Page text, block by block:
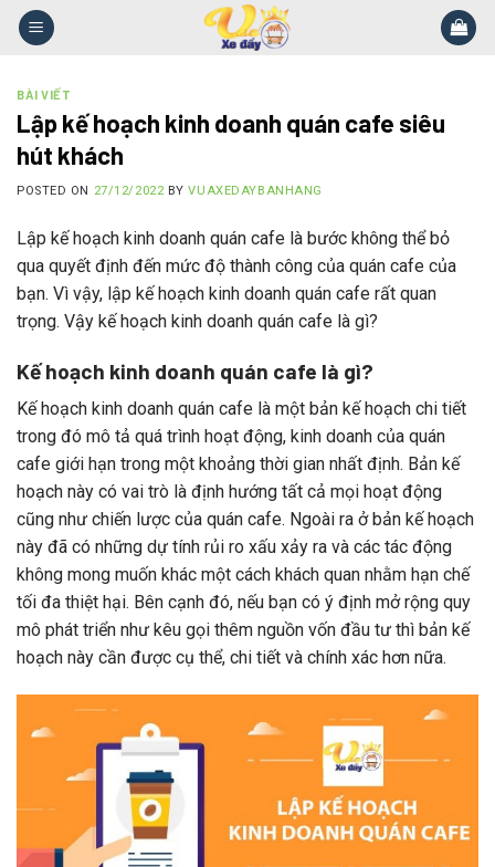
Skip
BÀI VIẾT
Lập kế hoạch kinh doanh quán cafe siêu
hút khách
POSTED ON 27/12/2022BYVUAXEDAYBANHANG
Lập kế hoạch kinh doanh quán cafe là bước không thể bỏ
qua quyết định đến mức độ thành công của quán cafe của
bạn. Vì vậy, lập kế hoạch kinh doanh quán cafe rất quan
trọng. Vậy kế hoạch kinh doanh quán cafe là gì?
Kế hoạch kinh doanh quán cafe là gì?
Kế hoạch kinh doanh quán cafe là một bản kế hoạch chi tiết
trong đó mô tả quá trình hoạt động, kinh doanh của quán
cafe giới hạn trong một khoảng thời gian nhất định. Bản kế
hoạch này có vai trò là định hướng tất cả mọi hoạt động
cũng như chiến lược của quán cafe. Ngoài ra ở bản kế hoạch
này đã có những dự tính rủi ro xấu xảy ra và các tác động
không mong muốn khác một cách khách quan nhằm hạn chế
tối đa thiệt hại. Bên cạnh đó, nếu bạn có ý định mở rộng quy
mô phát triển như kêu gọi thêm nguồn vốn đầu tư thì bản kế
hoạch này cần được cụ thể, chi tiết và chính xác hơn nữa.